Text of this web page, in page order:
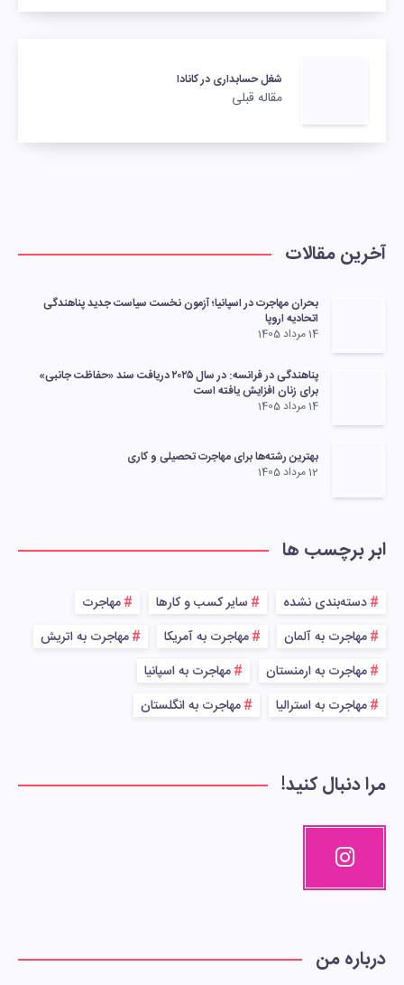
شغل حسابداری در کانادا
مقاله قبلی
آخرین مقالات
بحران مهاجرت در اسپانیا؛ آزمون نخست سیاست جدید پناهندگی
اتحادیه اروپا
14 مرداد 1405
پناهندگی در فرانسه: در سال ۲۰۲۵ دریافت سند «حفاظت جانبی»
برای زنان افزایش یافته است
14 مرداد 1405
بهترین رشته‌ها برای مهاجرت تحصیلی و کاری
12 مرداد 1405
ابر برچسب ها
دسته‌بندی نشده سایر کسب و کارها
مهاجرت
مهاجرت به آلمان
مهاجرت به آمریکا
مهاجرت به اتریش
مهاجرت به ارمنستان
مهاجرت به اسپانیا
مهاجرت به استرالیا
مهاجرت به انگلستان
مرا دنبال کنید!
درباره من